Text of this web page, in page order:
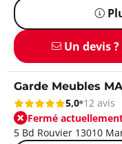
Un devis ?
Garde Meubles
5,0 12 avis
Fermé
5 Bd Rouvier 13010